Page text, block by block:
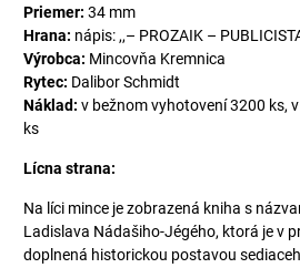
Priemer: 34 mm
Hrana: nápis: ,,– PROZAIK –
Výrobca: Mincovňa Kremnica
Rytec: Dalibor Schmidt
Náklad: v bežnom vyhotovení 3200 ks,
ks
Lícna strana:
Na líci mince je zobrazená kniha s
Ladislava Nádašiho-Jégého, ktorá je v
doplnená historickou postavou